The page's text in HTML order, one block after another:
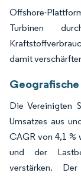
Offshore-
Turbinen
damit
Geografische
Die Vereinigten
Umsatzes aus
CAGR von 4,1 %
und der
verstärken.